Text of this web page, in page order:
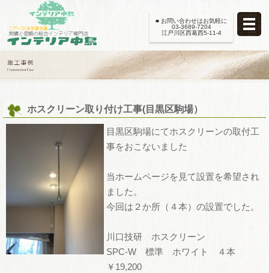
■ お問い合わせはお気軽に
03-3689-7204
江戸川区西葛西5-11-4
ホスクリーン取り付け工事(目黒区駒場）
目黒区駒場にてホスクリーンの取付工
事をおこないました
当ホームページを見て設置を希望され
ました。
今回は２か所（４本）の設置でした。
川口技研 ホスクリーン
SPC-W 標準 ホワイト ４本
￥19,200